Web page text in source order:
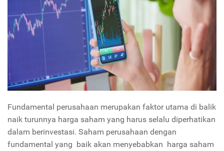
Fundamental perusahaan merupakan faktor utama di balik
naik turunnya harga saham yang harus selalu diperhatikan
dalam berinvestasi. Saham perusahaan dengan
fundamental yang baik akan menyebabkan harga saham